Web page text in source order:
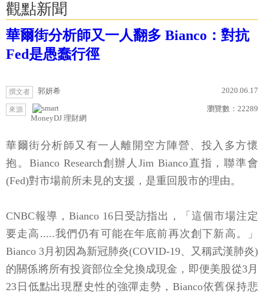
觀點新聞
華爾街分析師又一人翻多 Bianco：對抗
Fed是愚蠢行徑
撰文者 郭妍希 2020.06.17
來源
MoneyDJ 理財網
瀏覽數： 22289
華爾街分析師又有一人離開空方陣營、投入多方懷
抱。Bianco Research創辦人Jim Bianco直指，聯準會
(Fed)對市場前所未見的支援，是重回股市的理由。
CNBC報導，Bianco 16日受訪指出，「這個市場注定
要走高.....我們仍有可能在年底前再次創下新高。」
Bianco 3月初因為新冠肺炎(COVID-19、又稱武漢肺炎)
的關係將所有投資部位全兌換成現金，即便美股從3月
23日低點出現歷史性的強彈走勢，Bianco依舊保持悲